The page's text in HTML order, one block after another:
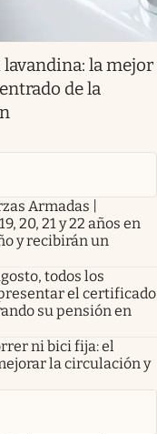
la mejor
de la
Armadas |
20, 21 y 22 años en
y recibirán un
todos los
el certificado
su pensión en
ni bici fija: el
la circulación y